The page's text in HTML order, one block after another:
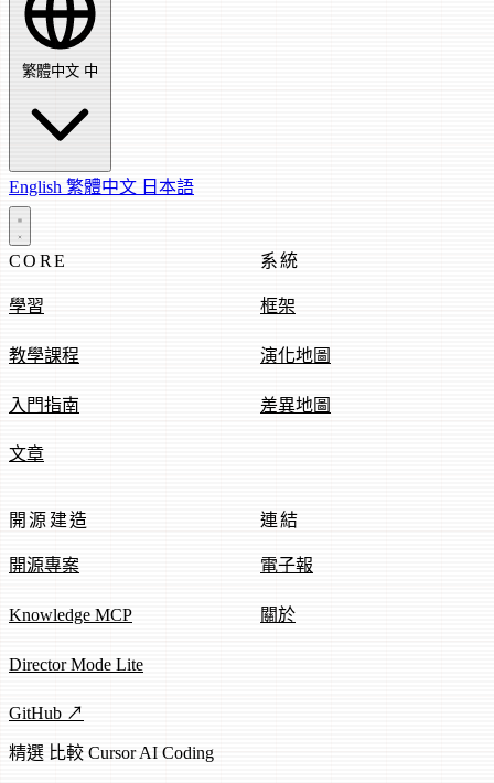
繁體中文 中
English 繁體中文 日本語
CORE
學習
教學課程
入門指南
文章
系統
框架
演化地圖
差異地圖
開源建造
開源專案
Knowledge MCP
Director Mode Lite
GitHub ↗
連結
電子報
關於
精選 比較 CursorAI Coding